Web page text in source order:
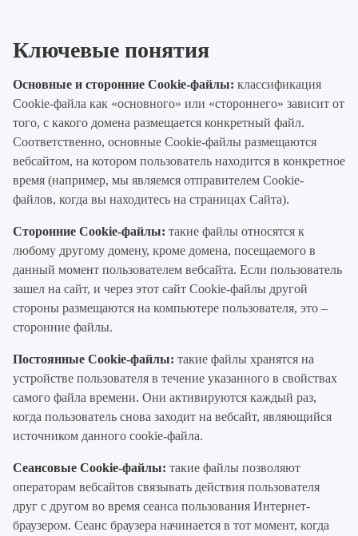
Ключевые понятия
Основные и сторонние Cookie-файлы: классификация
Cookie-файла как «основного» или «стороннего» зависит от
того, с какого домена размещается конкретный файл.
Соответственно, основные Cookie-файлы размещаются
вебсайтом, на котором пользователь находится в конкретное
время (например, мы являемся отправителем Cookie-
файлов, когда вы находитесь на страницах Сайта).
Сторонние Cookie-файлы: такие файлы относятся к
любому другому домену, кроме домена, посещаемого в
данный момент пользователем вебсайта. Если пользователь
зашел на сайт, и через этот сайт Cookie-файлы другой
стороны размещаются на компьютере пользователя, это –
сторонние файлы.
Постоянные Cookie-файлы: такие файлы хранятся на
устройстве пользователя в течение указанного в свойствах
самого файла времени. Они активируются каждый раз,
когда пользователь снова заходит на вебсайт, являющийся
источником данного cookie-файла.
Сеансовые Cookie-файлы: такие файлы позволяют
операторам вебсайтов связывать действия пользователя
друг с другом во время сеанса пользования Интернет-
браузером. Сеанс браузера начинается в тот момент, когда